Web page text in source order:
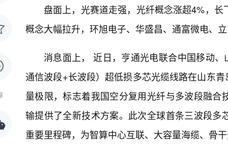
盘面上，光赛道走强，光纤概念涨超4%，
概念大幅拉升，环旭电子、华盛昌、通富微电、
消息面上， 近日，亨通光电联合中国移动
通信波段+长波段）超低损多芯光缆线路在山东
量极限，标志着我国空分复用光纤与多波段融
输提供了全新技术方案。此次全球首条三波段
重要里程碑，为智算中心互联、大容量海缆、骨